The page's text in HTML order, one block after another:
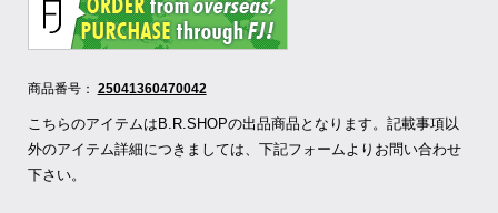
商品番号： 25041360470042
こちらのアイテムはB.R.SHOPの出品商品となります。記載事項以
外のアイテム詳細につきましては、下記フォームよりお問い合わせ
下さい。